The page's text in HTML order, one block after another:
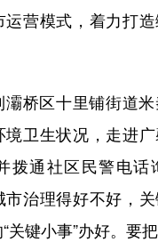
营模式，着力打
桥区十里铺街道米
卫生状况，走进
拨通社区民警电话
市治理得好不好，
关键小事”办好。要